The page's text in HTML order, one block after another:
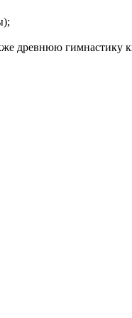
древнюю гимнастику